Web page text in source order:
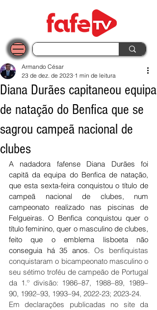
Diana Durães capitaneou equipa
de natação do Benfica que se
sagrou campeã nacional de
clubes
Armando César
23 de dez. de 2023 1 min de leitura
A nadadora fafense Diana Durães foi
capitã da equipa do Benfica de natação,
que esta sexta-feira conquistou o título de
campeã nacional de clubes, num
campeonato realizado nas piscinas de
Felgueiras. O Benfica conquistou quer o
título feminino, quer o masculino de clubes,
feito que o emblema lisboeta não
conseguia há 35 anos. Os benfiquistas
conquistaram o bicampeonato masculino o
seu sétimo troféu de campeão de Portugal
da 1.º divisão: 1986–87, 1988–89, 1989–
90, 1992–93, 1993–94, 2022-23; 2023-24.
Em declarações publicadas no site da